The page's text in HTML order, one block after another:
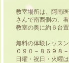
教室場所は、阿南
さんで南西側の、
教室の奥に約６台
無料の体験レッス
０９０－８６９８
日曜・祝日・火曜